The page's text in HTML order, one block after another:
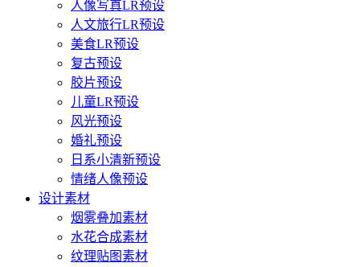
人像写真LR预设
人文旅行LR预设
美食LR预设
复古预设
胶片预设
儿童LR预设
风光预设
婚礼预设
日系小清新预设
情绪人像预设
设计素材
烟雾叠加素材
水花合成素材
纹理贴图素材